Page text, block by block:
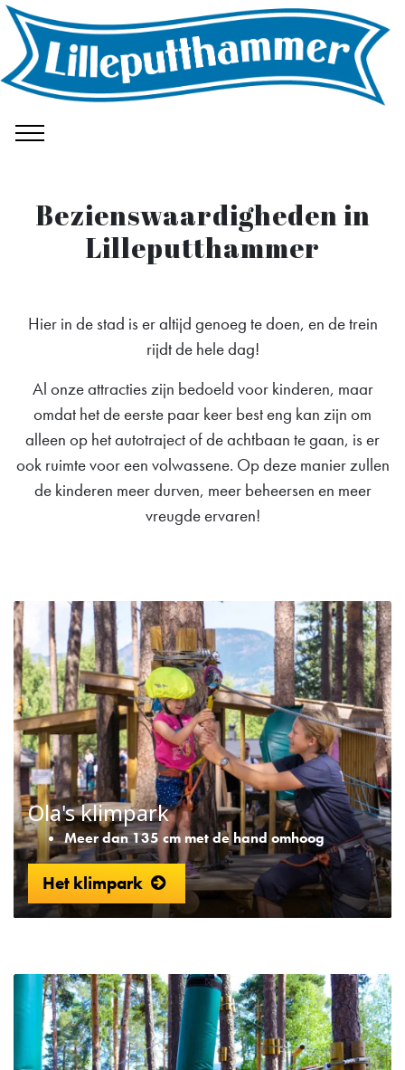
Bezienswaardigheden in
Lilleputthammer
Hier in de stad is er altijd genoeg te doen, en de trein
rijdt de hele dag!
Al onze attracties zijn bedoeld voor kinderen, maar
omdat het de eerste paar keer best eng kan zijn om
alleen op het autotraject of de achtbaan te gaan, is er
ook ruimte voor een volwassene. Op deze manier zullen
de kinderen meer durven, meer beheersen en meer
vreugde ervaren!
Ola's klimpark
Meer dan 135 cm met de hand omhoog
Het klimpark